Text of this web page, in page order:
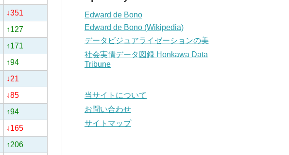
↓351
↑127
↑171
↑94
↓21
↓85
↑94
↓165
↑206
Edward de Bono
Edward de Bono (Wikipedia)
データビジュアライゼーションの美
社会実情データ図録 Honkawa Data
Tribune
当サイトについて
お問い合わせ
サイトマップ